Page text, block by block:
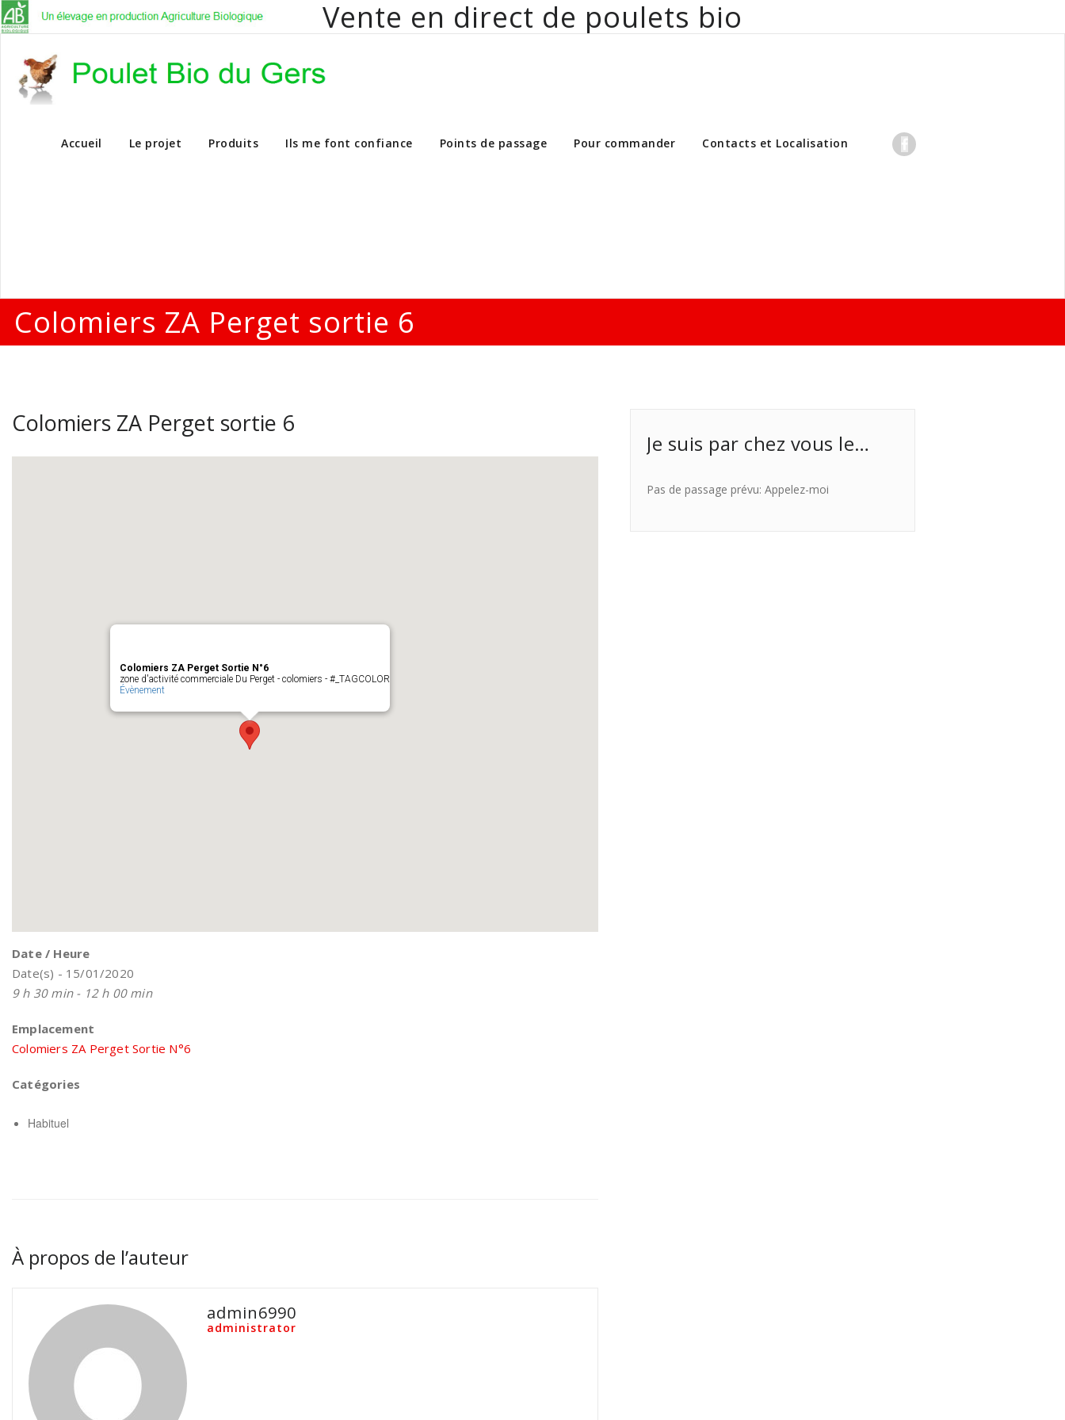
Vente en direct de poulets bio
Vente en direct de poulets bio aux particuliers et professionnels
Accueil Le projet Produits Ils me font confiance Points de passage Pour commander Contacts et Localisation
Colomiers ZA Perget sortie 6
Colomiers ZA Perget sortie 6
Colomiers ZA Perget Sortie N°6
zone d'activité commerciale Du Perget - colomiers - #_TAGCOLOR
Évènement
Date / Heure
Date(s) - 15/01/2020
9 h 30 min - 12 h 00 min
Emplacement
Colomiers ZA Perget Sortie N°6
Catégories
Habituel
À propos de l’auteur
admin6990
administrator
Je suis par chez vous le…
Pas de passage prévu: Appelez-moi